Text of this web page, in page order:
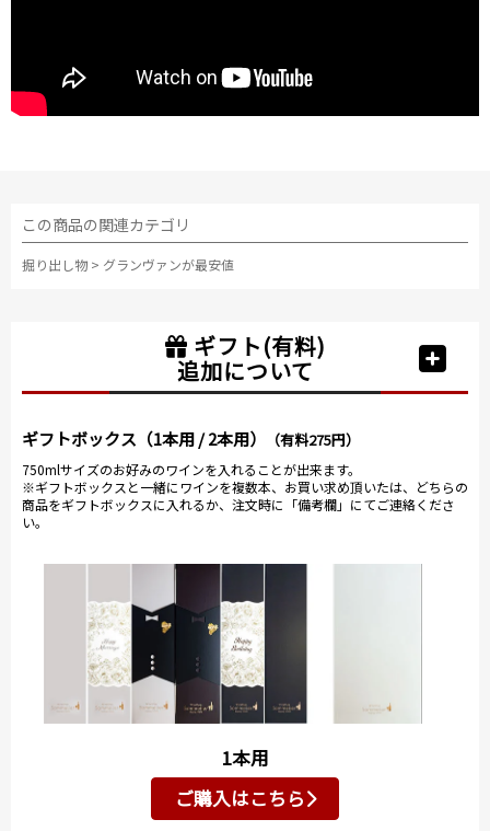
この商品の関連カテゴリ
掘り出し物 > グランヴァンが最安値
ギフト(有料)
追加について
ギフトボックス（1本用 / 2本用） （有料275円）
750mlサイズのお好みのワインを入れることが出来ます。
※ギフトボックスと一緒にワインを複数本、お買い求め頂いたは、どちらの
商品をギフトボックスに入れるか、注文時に「備考欄」にてご連絡くださ
い。
1本用
ご購入はこちら